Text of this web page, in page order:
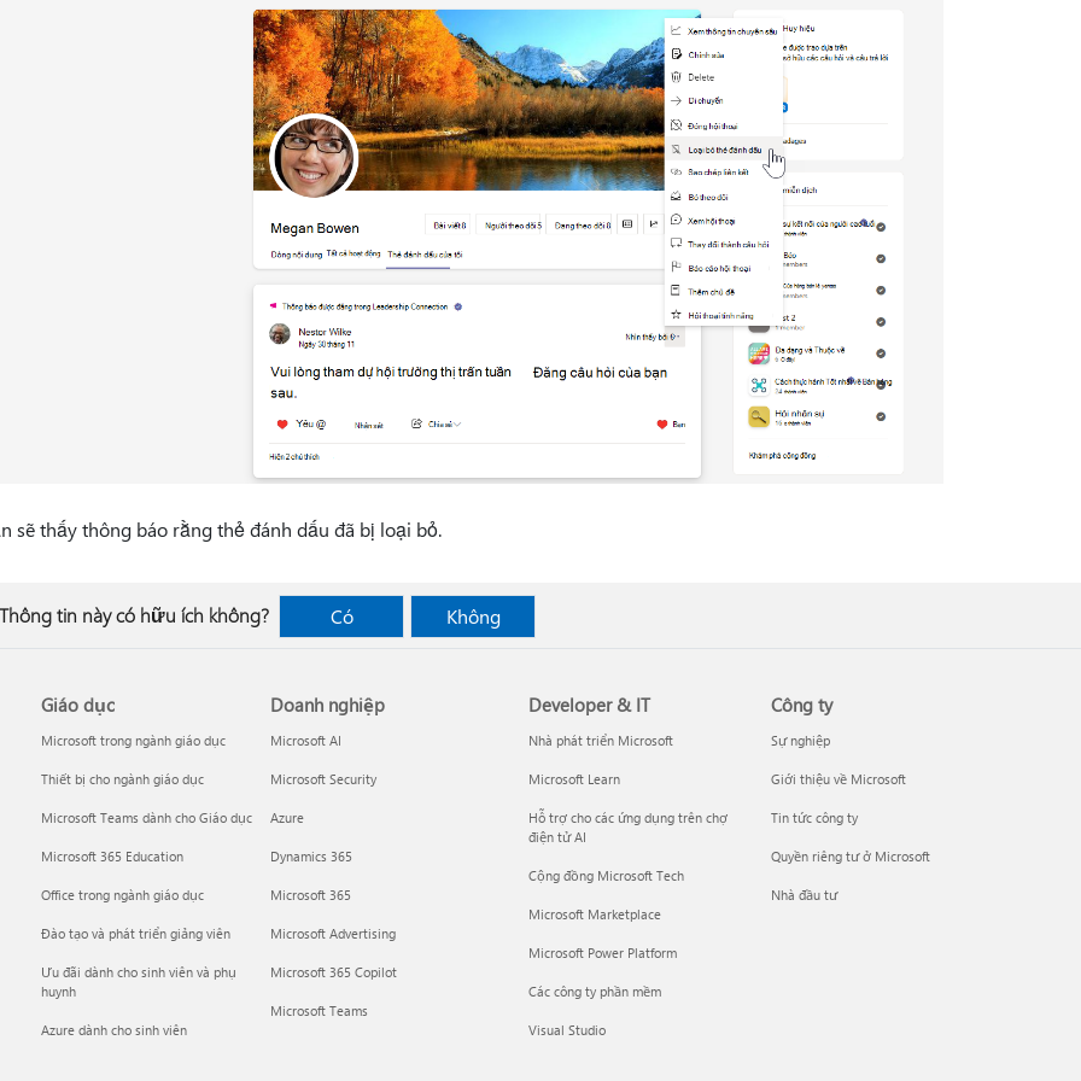
sẽ thấy thông báo rằng thẻ đánh dấu đã bị loại bỏ.
Thông tin này có hữu ích không? Có Không
Giáo dục
Microsoft trong ngành giáo dục
Thiết bị cho ngành giáo dục
Microsoft Teams dành cho Giáo dục
Microsoft 365 Education
Office trong ngành giáo dục
Đào tạo và phát triển giảng viên
Ưu đãi dành cho sinh viên và phụ
huynh
Azure dành cho sinh viên
Doanh nghiệp
Microsoft AI
Microsoft Security
Azure
Dynamics 365
Microsoft 365
Microsoft Advertising
Microsoft 365 Copilot
Microsoft Teams
Developer & IT
Nhà phát triển Microsoft
Microsoft Learn
Hỗ trợ cho các ứng dụng trên chợ
điện tử AI
Cộng đồng Microsoft Tech
Microsoft Marketplace
Microsoft Power Platform
Các công ty phần mềm
Visual Studio
Công ty
Sự nghiệp
Giới thiệu về Microsoft
Tin tức công ty
Quyền riêng tư ở Microsoft
Nhà đầu tư